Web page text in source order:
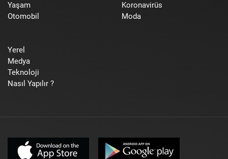
Yaşam
Otomobil
Koronavirüs
Moda
Yerel
Medya
Teknoloji
Nasıl Yapılır ?